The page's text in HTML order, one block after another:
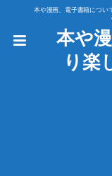
本や漫画、電子書籍につい
本や
り楽